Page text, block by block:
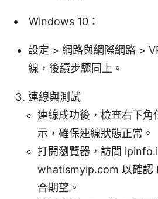
Windows 10：
設定 > 網路與網際網路 >
線，後續步驟同上。
連線與測試
連線成功後，檢查右下角
示，確保連線狀態正常。
打開瀏覽器，訪問
whatismyip.com 以確認
合期望。